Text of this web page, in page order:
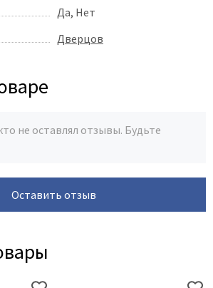
Да, Нет
Дверцов
не оставлял отзывы. Будьте
Оставить отзыв